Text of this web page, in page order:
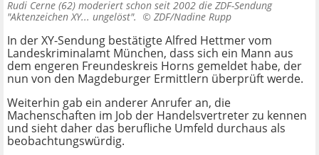
Rudi Cerne (62) moderiert schon seit 2002 die ZDF-Sendung
"Aktenzeichen XY... ungelöst". © ZDF/Nadine Rupp
In der XY-Sendung bestätigte Alfred Hettmer vom
Landeskriminalamt München, dass sich ein Mann aus
dem engeren Freundeskreis Horns gemeldet habe, der
nun von den Magdeburger Ermittlern überprüft werde.
Weiterhin gab ein anderer Anrufer an, die
Machenschaften im Job der Handelsvertreter zu kennen
und sieht daher das berufliche Umfeld durchaus als
beobachtungswürdig.